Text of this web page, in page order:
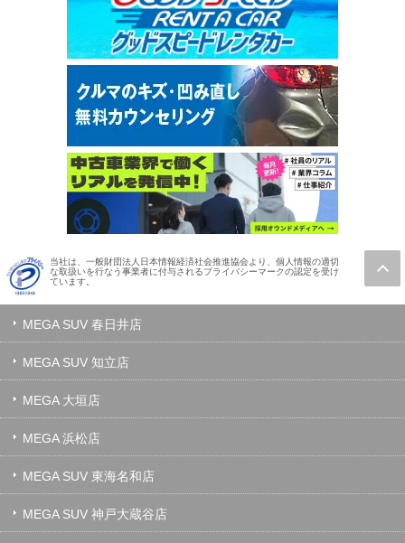
当社は、一般財団法人日本情報経済社会推進協会より、個人情報の適切
な取扱いを行なう事業者に付与されるプライバシーマークの認定を受け
ています。
MEGA SUV 春日井店
MEGA SUV 知立店
MEGA 大垣店
MEGA 浜松店
MEGA SUV 東海名和店
MEGA SUV 神戸大蔵谷店